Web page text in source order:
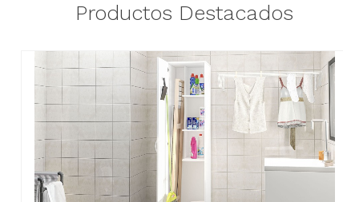
Productos Destacados